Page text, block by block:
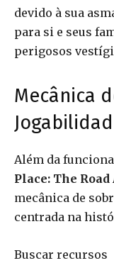
devido à sua
para si e seus
perigosos
Mecânica
Além da
Place: The Road
mecânica de
centrada na
Buscar recursos